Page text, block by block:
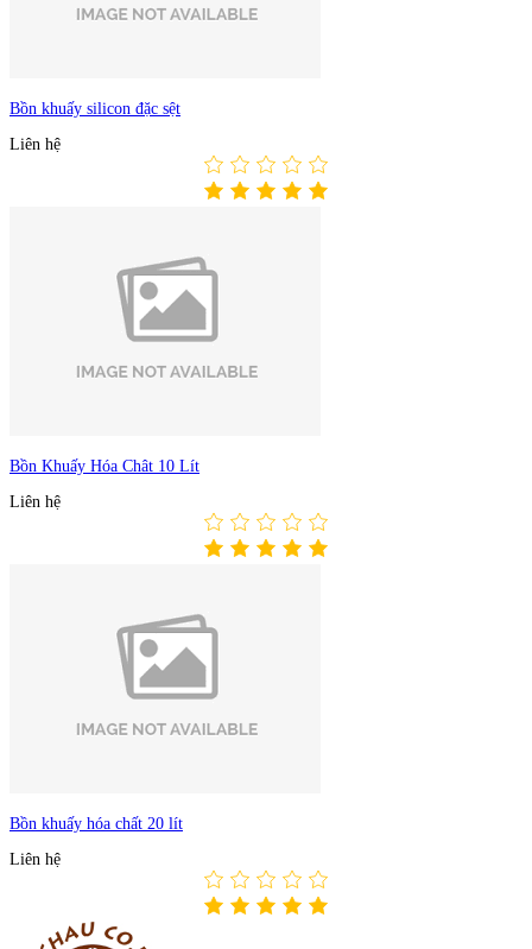
Bồn khuấy silicon đặc sệt
Liên hệ
Bồn Khuấy Hóa Chât 10 Lít
Liên hệ
Bồn khuấy hóa chất 20 lít
Liên hệ